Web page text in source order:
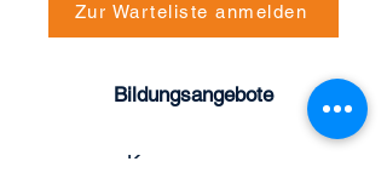
Zur Warteliste anmelden
Bildungsangebote
Kursprogramm